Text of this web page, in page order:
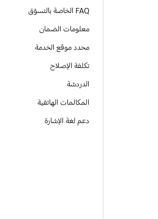
FAQ الخاصة بالتسوّق
معلومات الضمان
محدد موقع الخدمة
تكلفة الإصلاح
الدردشة
المكالمات الهاتفية
دعم لغة الإشارة